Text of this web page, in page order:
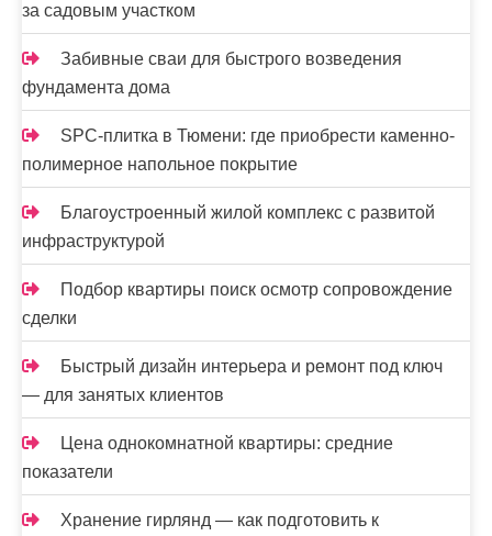
за садовым участком
Забивные сваи для быстрого возведения
фундамента дома
SPC-плитка в Тюмени: где приобрести каменно-
полимерное напольное покрытие
Благоустроенный жилой комплекс с развитой
инфраструктурой
Подбор квартиры поиск осмотр сопровождение
сделки
Быстрый дизайн интерьера и ремонт под ключ
— для занятых клиентов
Цена однокомнатной квартиры: средние
показатели
Хранение гирлянд — как подготовить к